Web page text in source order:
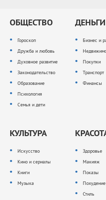
ОБЩЕСТВО
Гороскоп
Дружба и любовь
Духовное развитие
Законодательство
Образование
Психология
Семья и дети
ДЕНЬГИ
Бизнес и
Покупки
Транспорт
Финансы
КУЛЬТУРА
Искусство
Кино и сериалы
Книги
Музыка
Здоровье
Макияж
Показы
Похудение
Стиль